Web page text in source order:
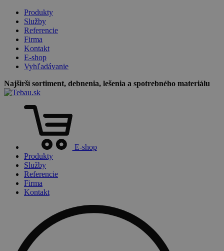
Produkty
Služby
Referencie
Firma
Kontakt
E-shop
Vyhľadávanie
Najširší sortiment, debnenia, lešenia a spotrebného materiálu
E-shop
Produkty
Služby
Referencie
Firma
Kontakt